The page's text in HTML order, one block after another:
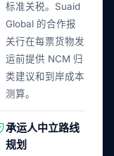
标准关税。Suaid
Global 的合作报
关行在每票货物发
运前提供 NCM 归
类建议和到岸成本
测算。
承运人中立路线
规划